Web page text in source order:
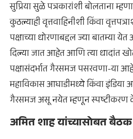
सुप्रिया सुळे पत्रकारांशी बोलताना
कुठल्याही वृत्तवाहिनीशी किंवा
पक्षाच्या धोरणाबद्दल ज्या बातम्या
दिल्या जात आहेत आणि त्या धादांत
पक्षासंदर्भात गैरसमज पसरवणा-या
महाविकास आघाडीमध्ये किंवा इंडिया
गैरसमज असू नयेत म्हणून स्पष्टीकरण
अमित शाह यांच्यासोबत बैठक